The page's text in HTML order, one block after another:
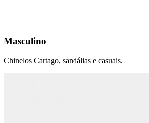
Masculino
Chinelos Cartago, sandálias e casuais.